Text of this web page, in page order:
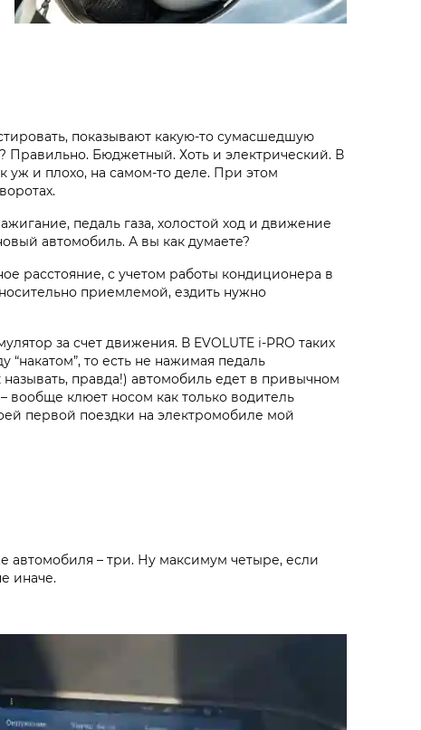
показывают какую-то сумасшедшую
Правильно. Бюджетный. Хоть и электрический. В
уж и плохо, на самом-то деле. При этом
педаль газа, холостой ход и движение
автомобиль. А вы как думаете?
расстояние, с учетом работы кондиционера в
приемлемой, ездить нужно
за счет движения. В EVOLUTE i‑PRO таких
то есть не нажимая педаль
правда!) автомобиль едет в привычном
клюет носом как только водитель
первой поездки на электромобиле мой
автомобиля – три. Ну максимум четыре, если
иначе.